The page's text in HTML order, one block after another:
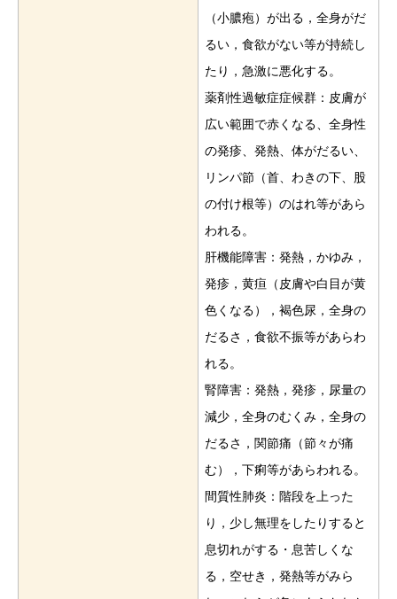
（小膿疱）が出る，全身がだ
るい，食欲がない等が持続し
たり，急激に悪化する。
薬剤性過敏症症候群：皮膚が
広い範囲で赤くなる、全身性
の発疹、発熱、体がだるい、
リンパ節（首、わきの下、股
の付け根等）のはれ等があら
われる。
肝機能障害：発熱，かゆみ，
発疹，黄疸（皮膚や白目が黄
色くなる），褐色尿，全身の
だるさ，食欲不振等があらわ
れる。
腎障害：発熱，発疹，尿量の
減少，全身のむくみ，全身の
だるさ，関節痛（節々が痛
む），下痢等があらわれる。
間質性肺炎：階段を上った
り，少し無理をしたりすると
息切れがする・息苦しくな
る，空せき，発熱等がみら